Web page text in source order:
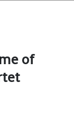
of